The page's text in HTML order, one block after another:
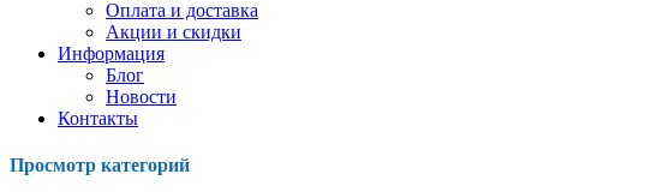
Оплата и доставка
Акции и скидки
Информация
Блог
Новости
Контакты
Просмотр категорий